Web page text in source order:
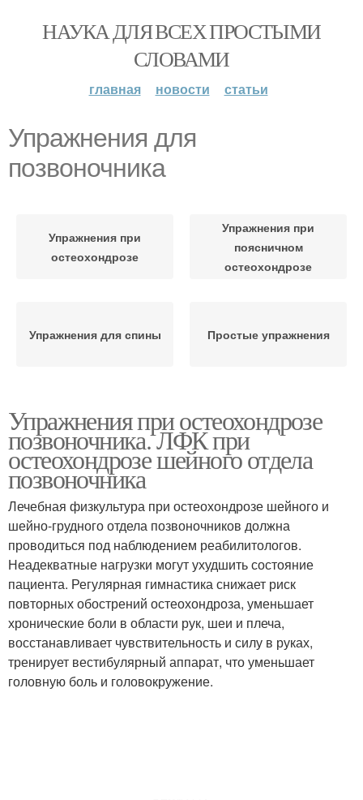
НАУКА ДЛЯ ВСЕХ ПРОСТЫМИ
СЛОВАМИ
главная новости статьи
Упражнения для
позвоночника
Упражнения при
остеохондрозе
Упражнения при
поясничном
остеохондрозе
Упражнения для спины Простые упражнения
Упражнения при остеохондрозе
позвоночника. ЛФК при
остеохондрозе шейного отдела
позвоночника
Лечебная физкультура при остеохондрозе шейного и
шейно-грудного отдела позвоночников должна
проводиться под наблюдением реабилитологов.
Неадекватные нагрузки могут ухудшить состояние
пациента. Регулярная гимнастика снижает риск
повторных обострений остеохондроза, уменьшает
хронические боли в области рук, шеи и плеча,
восстанавливает чувствительность и силу в руках,
тренирует вестибулярный аппарат, что уменьшает
головную боль и головокружение.